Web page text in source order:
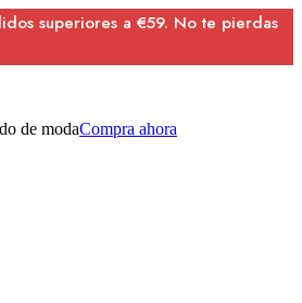
superiores a €59. No te pierdas
de modaCompra ahora